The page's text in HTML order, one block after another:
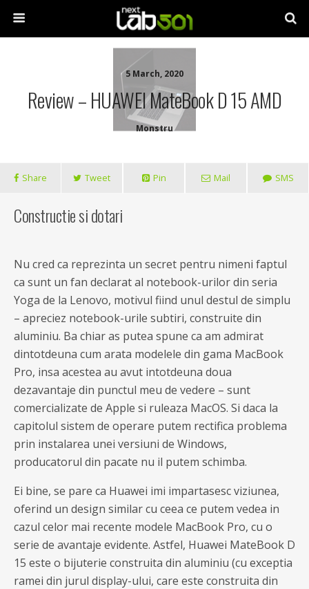
5 March, 2020
Review – HUAWEI MateBook D 15 AMD
Monstru
Share Tweet Pin Mail SMS
Constructie si dotari
Nu cred ca reprezinta un secret pentru nimeni faptul
ca sunt un fan declarat al notebook-urilor din seria
Yoga de la Lenovo, motivul fiind unul destul de simplu
– apreciez notebook-urile subtiri, construite din
aluminiu. Ba chiar as putea spune ca am admirat
dintotdeuna cum arata modelele din gama MacBook
Pro, insa acestea au avut intotdeuna doua
dezavantaje din punctul meu de vedere – sunt
comercializate de Apple si ruleaza MacOS. Si daca la
capitolul sistem de operare putem rectifica problema
prin instalarea unei versiuni de Windows,
producatorul din pacate nu il putem schimba.
Ei bine, se pare ca Huawei imi impartasesc viziunea,
oferind un design similar cu ceea ce putem vedea in
cazul celor mai recente modele MacBook Pro, cu o
serie de avantaje evidente. Astfel, Huawei MateBook D
15 este o bijuterie construita din aluminiu (cu exceptia
ramei din jurul display-ului, care este construita din